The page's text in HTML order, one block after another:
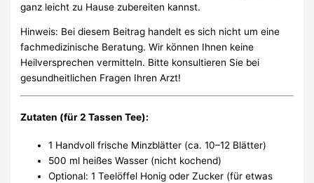
ganz leicht zu Hause zubereiten kannst.
Hinweis: Bei diesem Beitrag handelt es sich nicht um eine
fachmedizinische Beratung. Wir können Ihnen keine
Heilversprechen vermitteln. Bitte konsultieren Sie bei
gesundheitlichen Fragen Ihren Arzt!
Zutaten (für 2 Tassen Tee):
1 Handvoll frische Minzblätter (ca. 10–12 Blätter)
500 ml heißes Wasser (nicht kochend)
Optional: 1 Teelöffel Honig oder Zucker (für etwas